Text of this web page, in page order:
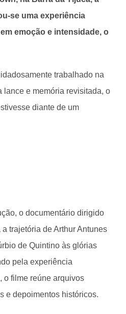
se uma experiência
emoção e intensidade, o
trabalhado na
lance e memória revisitada, o
diante de um
o documentário dirigido
trajetória de Arthur Antunes
de Quintino às glórias
pela experiência
o filme reúne arquivos
e depoimentos históricos.